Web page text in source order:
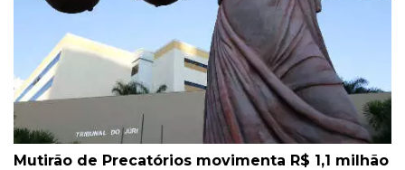
Mutirão de Precatórios movimenta R$ 1,1 milhão